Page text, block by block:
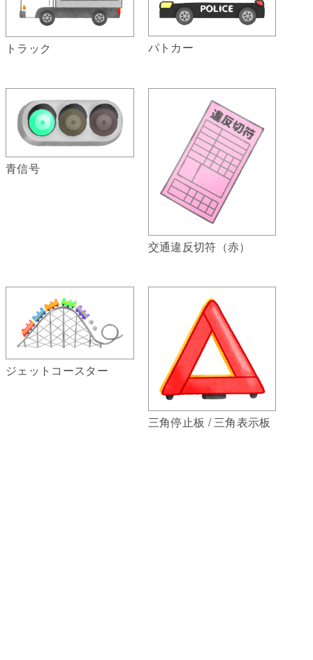
トラック パトカー
青信号
交通違反切符（赤）
ジェットコースター
三角停止板 / 三角表示板